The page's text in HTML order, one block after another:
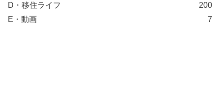
D・移住ライフ
200
E・動画
7